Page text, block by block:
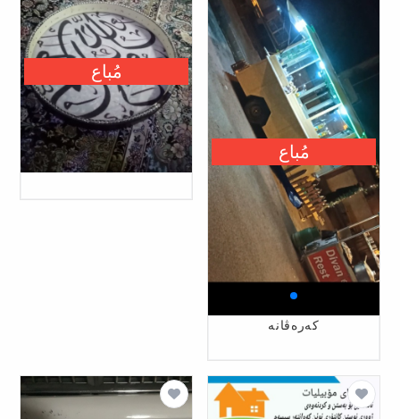
کەرەڤانە
مُباع
مُباع